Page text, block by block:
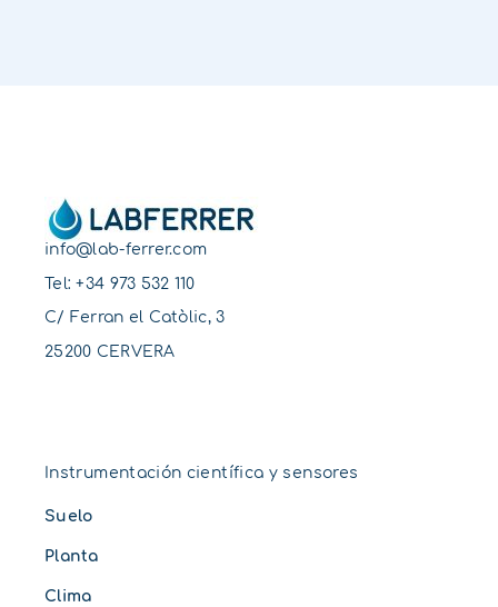
info@lab-ferrer.com
Tel:+34 973 532 110
C/ Ferran el Catòlic, 3
25200 CERVERA
Instrumentación científica y sensores
Suelo
Planta
Clima